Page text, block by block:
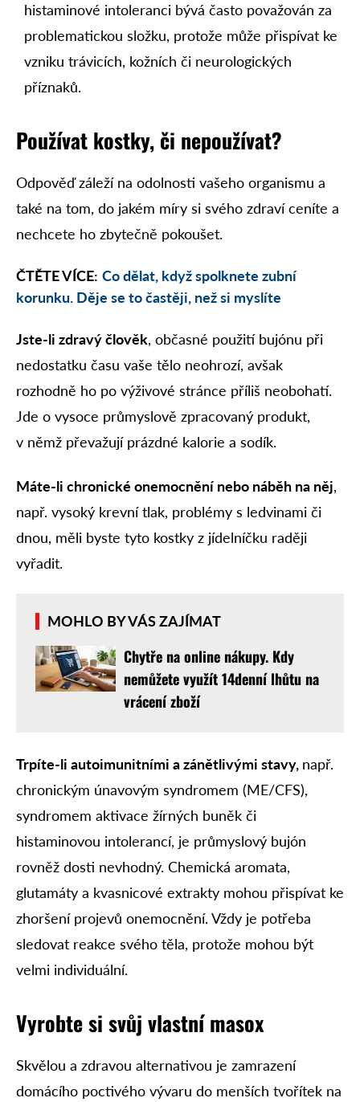
histaminové intoleranci bývá často považován za
problematickou složku, protože může přispívat ke
vzniku trávicích, kožních či neurologických
příznaků.
Používat kostky, či nepoužívat?
Odpověď záleží na odolnosti vašeho organismu a
také na tom, do jakém míry si svého zdraví ceníte a
nechcete ho zbytečně pokoušet.
ČTĚTE VÍCE: Co dělat, když spolknete zubní
korunku. Děje se to častěji, než si myslíte
Jste-li zdravý člověk, občasné použití bujónu při
nedostatku času vaše tělo neohrozí, avšak
rozhodně ho po výživové stránce příliš neobohatí.
Jde o vysoce průmyslově zpracovaný produkt,
v němž převažují prázdné kalorie a sodík.
Máte-li chronické onemocnění nebo náběh na něj,
např. vysoký krevní tlak, problémy s ledvinami či
dnou, měli byste tyto kostky z jídelníčku raději
vyřadit.
MOHLO BY VÁS ZAJÍMAT
Chytře na online nákupy. Kdy
nemůžete využít 14denní lhůtu na
vrácení zboží
Trpíte-li autoimunitními a zánětlivými stavy, např.
chronickým únavovým syndromem (ME/CFS),
syndromem aktivace žírných buněk či
histaminovou intolerancí, je průmyslový bujón
rovněž dosti nevhodný. Chemická aromata,
glutamáty a kvasnicové extrakty mohou přispívat ke
zhoršení projevů onemocnění. Vždy je potřeba
sledovat reakce svého těla, protože mohou být
velmi individuální.
Vyrobte si svůj vlastní masox
Skvělou a zdravou alternativou je zamrazení
domácího poctivého vývaru do menších tvořítek na